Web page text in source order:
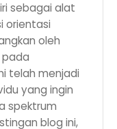
sebagai alat
orientasi
oleh
pada
telah menjadi
yang ingin
spektrum
blog ini,